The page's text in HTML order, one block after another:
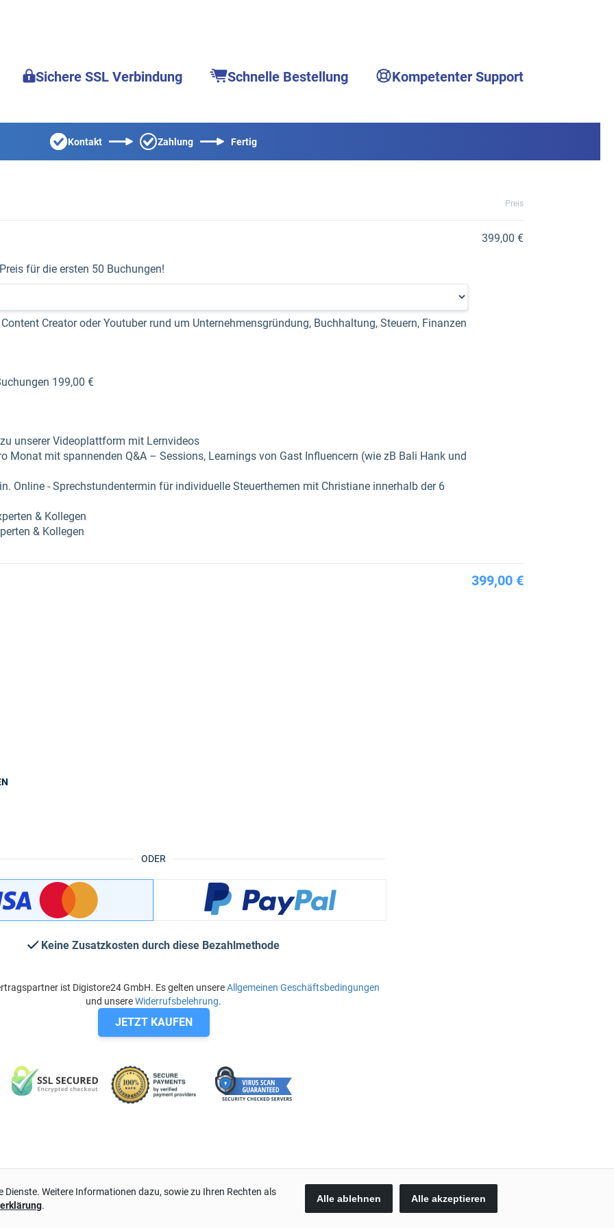
Sichere SSL Verbindung Schnelle Bestellung Kompetenter Support
Kontakt Zahlung Fertig
Preis
für die ersten 50 Buchungen!
Creator oder Youtuber rund um Unternehmensgründung, Buchhaltung, Steuern, Finanzen
199,00 €
unserer Videoplattform mit Lernvideos
Monat mit spannenden Q&A – Sessions, Learnings von Gast Influencern (wie zB Bali Hank und
Online - Sprechstundentermin für individuelle Steuerthemen mit Christiane innerhalb der 6
& Kollegen
& Kollegen
399,00 €
399,00 €
ODER
Keine Zusatzkosten durch diese Bezahlmethode
ist Digistore24 GmbH. Es gelten unsereAllgemeinen Geschäftsbedingungen
und unsereWiderrufsbelehrung.
JETZT KAUFEN